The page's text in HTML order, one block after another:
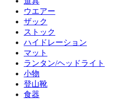
ウエアー
ザック
ストック
ハイドレーション
マット
ランタン/ヘッドライト
小物
登山靴
食器